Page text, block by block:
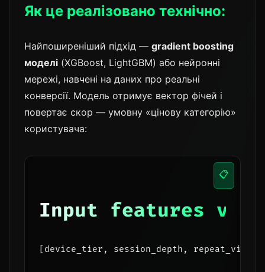
Як це реалізовано технічно:
Найпоширеніший підхід — gradient boosting
моделі (XGBoost, LightGBM) або нейронні
мережі, навчені на даних про реальні
конверсії. Модель отримує вектор фічей і
повертає скор — умовну «цінову категорію»
користувача:
Input features
[device_tier, session_depth,
📋